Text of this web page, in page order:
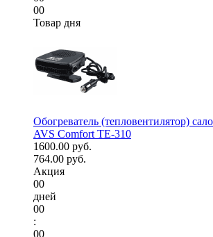
00
Товар дня
Обогреватель (тепловентилятор)
AVS Comfort TE-310
1600.00 руб.
764.00 руб.
Акция
00
дней
00
:
00